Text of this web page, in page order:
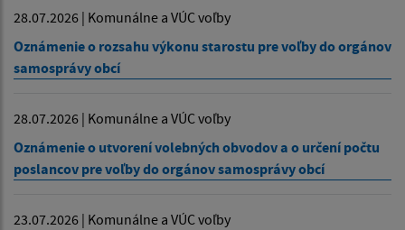
28.07.2026 | Komunálne a VÚC voľby
Oznámenie o rozsahu výkonu starostu pre voľby do orgánov
samosprávy obcí
28.07.2026 | Komunálne a VÚC voľby
Oznámenie o utvorení volebných obvodov a o určení počtu
poslancov pre voľby do orgánov samosprávy obcí
23.07.2026 | Komunálne a VÚC voľby